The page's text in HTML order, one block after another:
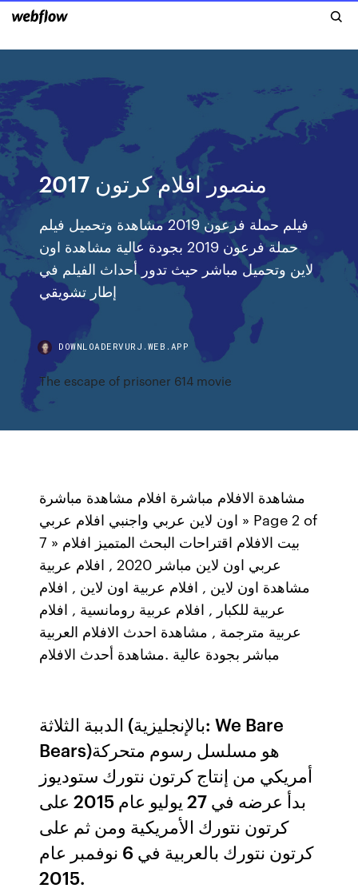
منصور افلام كرتون 2017
فيلم حملة فرعون 2019 مشاهدة وتحميل فيلم
حملة فرعون 2019 بجودة عالية مشاهدة اون
لاين وتحميل مباشر حيث تدور أحداث الفيلم في
إطار تشويقي
DOWNLOADERVURJ.WEB.APP
The escape of prisoner 614 movie
مشاهدة الافلام مباشرة افلام مشاهدة مباشرة
اون لاين عربي واجنبي افلام عربي » Page 2 of
7 » بيت الافلام اقتراحات البحث المتميز افلام
عربي اون لاين مباشر 2020 , افلام عربية
مشاهدة اون لاين , افلام عربية اون لاين , افلام
عربية للكبار , افلام عربية رومانسية , افلام
عربية مترجمة , مشاهدة احدث الافلام العربية
مباشر بجودة عالية .مشاهدة أحدث الافلام
الدببة الثلاثة (بالإنجليزية: We Bare
Bears)‏ هو مسلسل رسوم متحركة
أمريكي من إنتاج كرتون نتورك ستوديوز
بدأ عرضه في 27 يوليو عام 2015 على
كرتون نتورك الأمريكية ومن ثم على
كرتون نتورك بالعربية في 6 نوفمبر عام
2015.